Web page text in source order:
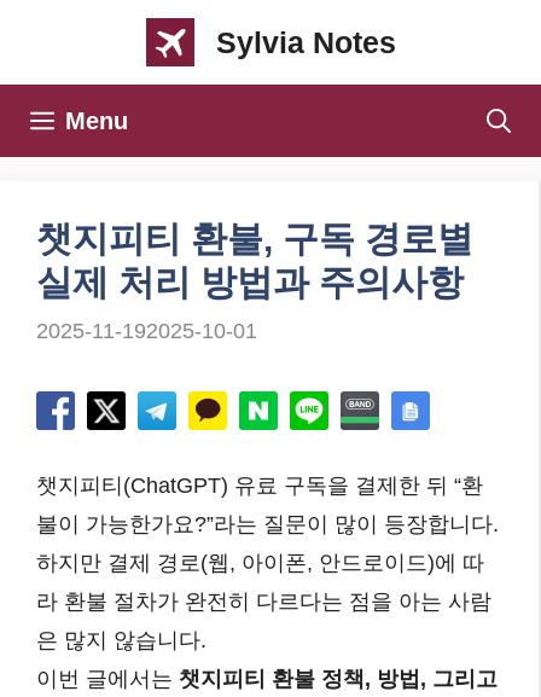
Sylvia Notes
Menu
챗지피티 환불, 구독 경로별
실제 처리 방법과 주의사항
2025-11-192025-10-01
챗지피티(ChatGPT) 유료 구독을 결제한 뒤 “환
불이 가능한가요?”라는 질문이 많이 등장합니다.
하지만 결제 경로(웹, 아이폰, 안드로이드)에 따
라 환불 절차가 완전히 다르다는 점을 아는 사람
은 많지 않습니다.
이번 글에서는 챗지피티 환불 정책, 방법, 그리고